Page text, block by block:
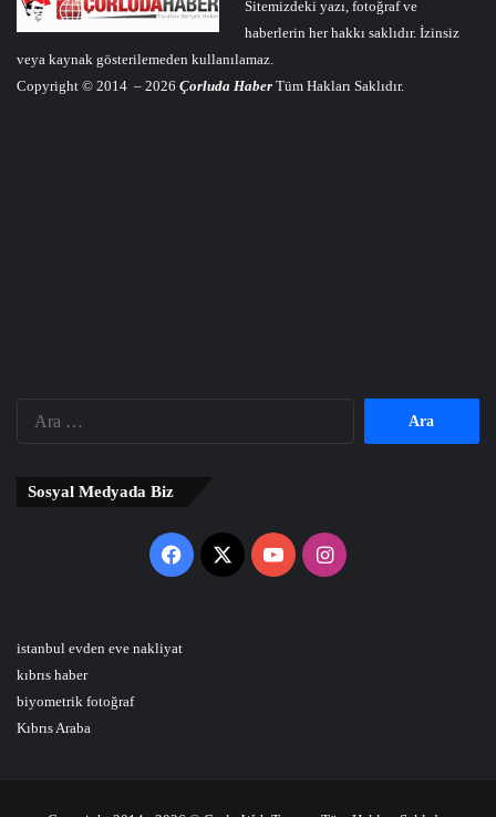
Sitemizdeki yazı, fotoğraf ve
haberlerin her hakkı saklıdır. İzinsiz
veya kaynak gösterilemeden kullanılamaz.
Copyright © 2014 – 2026 Çorluda Haber Tüm Hakları Saklıdır.
Sosyal Medyada Biz
Facebook
X YouTubeInstagram
istanbul evden eve nakliyat
kıbrıs haber
biyometrik fotoğraf
Kıbrıs Araba